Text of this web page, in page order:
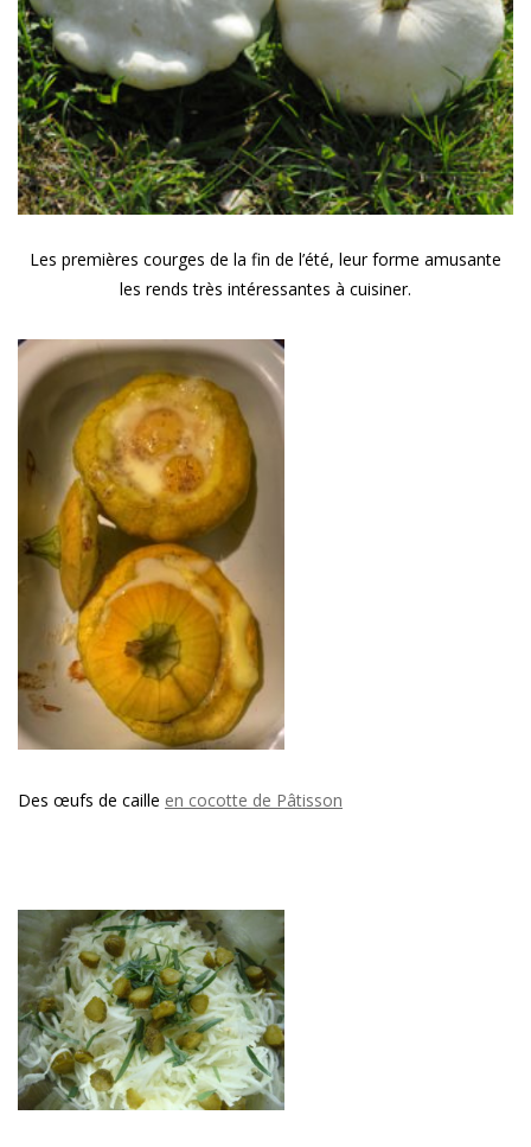
Les premières courges de la fin de l’été, leur forme amusante
les rends très intéressantes à cuisiner.
Des œufs de caille en cocotte de Pâtisson